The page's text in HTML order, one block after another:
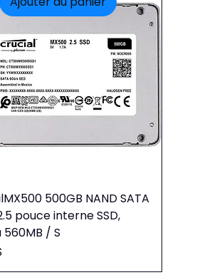
500GB NAND SATA
pouce interne SSD,
560MB / S